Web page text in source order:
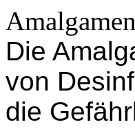
Die
von
die